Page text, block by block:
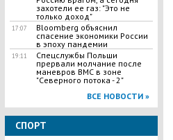
захотели ее газ: "Это не
только доход"
17:07
Bloomberg объяснил
спасение экономики России
в эпоху пандемии
19:11
Спецслужбы Польши
прервали молчание после
маневров ВМС в зоне
"Северного потока - 2"
ВСЕ НОВОСТИ »
СПОРТ